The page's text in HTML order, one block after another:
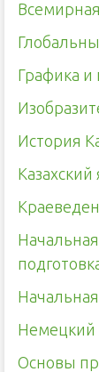
Графика и
История
Казахский
Немецкий
Основы